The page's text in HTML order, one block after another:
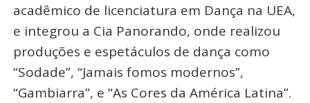
acadêmico de licenciatura em Dança na UEA,
e integrou a Cia Panorando, onde realizou
produções e espetáculos de dança como
“Sodade”, “Jamais fomos modernos”,
“Gambiarra”, e “As Cores da América Latina”.